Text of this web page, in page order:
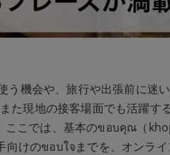
う機会や、旅行や出張前に迷
た現地の接客場面でも活躍す
ここでは、基本のขอบคุณ（
けのขอบใจまでを、オンライ